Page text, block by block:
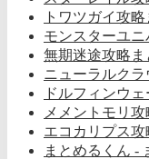
トワツガイ攻
モンスターユ
無期迷途攻略ま
ニューラルク
ドルフィンウ
メメントモリ
エコカリプス攻
まとめるくん -